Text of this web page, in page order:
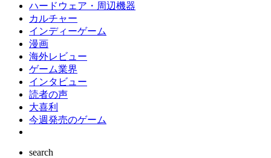
ハードウェア・周辺機器
カルチャー
インディーゲーム
漫画
海外レビュー
ゲーム業界
インタビュー
読者の声
大喜利
今週発売のゲーム
search